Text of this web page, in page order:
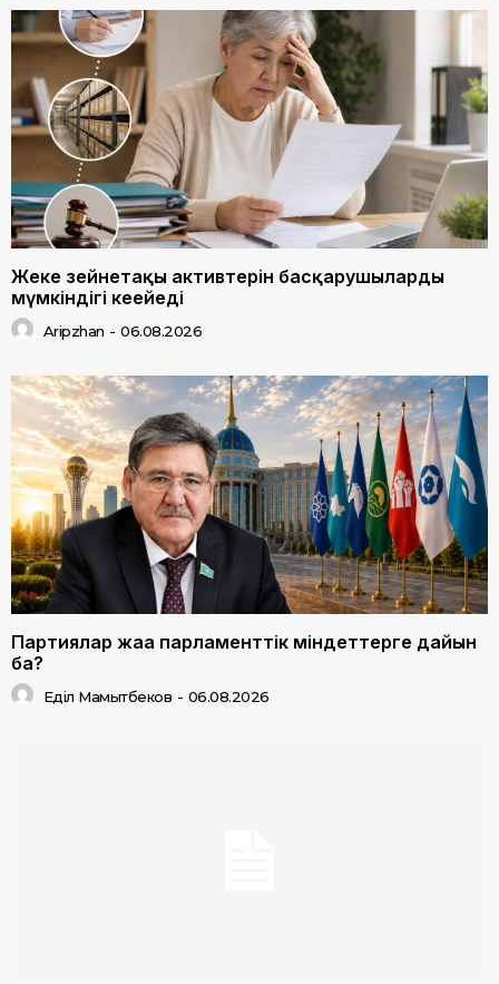
Жеке зейнетақы активтерін басқарушылардың
мүмкіндігі кеңейеді
Aripzhan - 06.08.2026
Партиялар жаңа парламенттік міндеттерге дайын
ба?
Еділ Мамытбеков - 06.08.2026